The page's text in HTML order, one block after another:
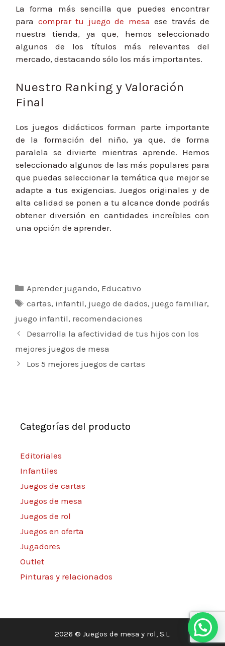
La forma más sencilla que puedes encontrar
para comprar tu juego de mesa ese través de
nuestra tienda, ya que, hemos seleccionado
algunos de los títulos más relevantes del
mercado, destacando sólo los más importantes.
Nuestro Ranking y Valoración
Final
Los juegos didácticos forman parte importante
de la formación del niño, ya que, de forma
paralela se divierte mientras aprende. Hemos
seleccionado algunos de las más populares para
que puedas seleccionar la temática que mejor se
adapte a tus exigencias. Juegos originales y de
alta calidad se ponen a tu alcance donde podrás
obtener diversión en cantidades increíbles con
una opción de aprender.
Categorías
Aprender jugando, Educativo
Etiquetas
cartas, infantil, juego de dados, juego familiar,
juego infantil, recomendaciones
Navegación
entradas
Desarrolla la afectividad de tus hijos con los
mejores juegos de mesa
Los 5 mejores juegos de cartas
Categorías del producto
Editoriales
Infantiles
Juegos de cartas
Juegos de mesa
Juegos de rol
Juegos en oferta
Jugadores
Outlet
Pinturas y relacionados
2026 © Juegos de mesa y rol, S.L.